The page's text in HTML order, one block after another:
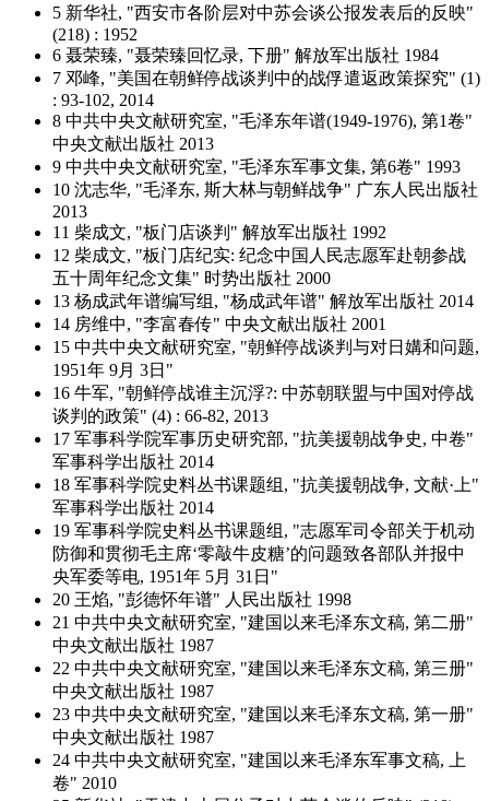
5 新华社, "西安市各阶层对中苏会谈公报发表后的反映"
(218) : 1952
6 聂荣臻, "聂荣臻回忆录, 下册" 解放军出版社 1984
7 邓峰, "美国在朝鲜停战谈判中的战俘遣返政策探究" (1)
: 93-102, 2014
8 中共中央文献研究室, "毛泽东年谱(1949-1976), 第1卷"
中央文献出版社 2013
9 中共中央文献研究室, "毛泽东军事文集, 第6卷" 1993
10 沈志华, "毛泽东, 斯大林与朝鲜战争" 广东人民出版社
2013
11 柴成文, "板门店谈判" 解放军出版社 1992
12 柴成文, "板门店纪实: 纪念中国人民志愿军赴朝参战
五十周年纪念文集" 时势出版社 2000
13 杨成武年谱编写组, "杨成武年谱" 解放军出版社 2014
14 房维中, "李富春传" 中央文献出版社 2001
15 中共中央文献研究室, "朝鲜停战谈判与对日媾和问题,
1951年 9月 3日"
16 牛军, "朝鲜停战谁主沉浮?: 中苏朝联盟与中国对停战
谈判的政策" (4) : 66-82, 2013
17 军事科学院军事历史研究部, "抗美援朝战争史, 中卷"
军事科学出版社 2014
18 军事科学院史料丛书课题组, "抗美援朝战争, 文献·上"
军事科学出版社 2014
19 军事科学院史料丛书课题组, "志愿军司令部关于机动
防御和贯彻毛主席‘零敲牛皮糖’的问题致各部队并报中
央军委等电, 1951年 5月 31日"
20 王焰, "彭德怀年谱" 人民出版社 1998
21 中共中央文献研究室, "建国以来毛泽东文稿, 第二册"
中央文献出版社 1987
22 中共中央文献研究室, "建国以来毛泽东文稿, 第三册"
中央文献出版社 1987
23 中共中央文献研究室, "建国以来毛泽东文稿, 第一册"
中央文献出版社 1987
24 中共中央文献研究室, "建国以来毛泽东军事文稿, 上
卷" 2010